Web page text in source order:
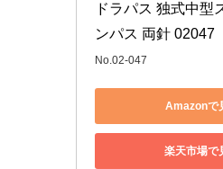
ドラパス 独式中型
ンパス 両針 02047
No.02-047
Amazonで
楽天市場で